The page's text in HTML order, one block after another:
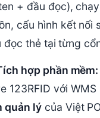
+ đầu đọc),
cấu hình kết nối
đọc thẻ tại từng
hợp phần mềm:
123RFID với
quản lýcủa Việt